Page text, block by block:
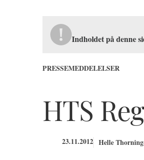
Indholdet på denne
PRESSEMEDDELELSER
HTS
23.11.2012 Helle